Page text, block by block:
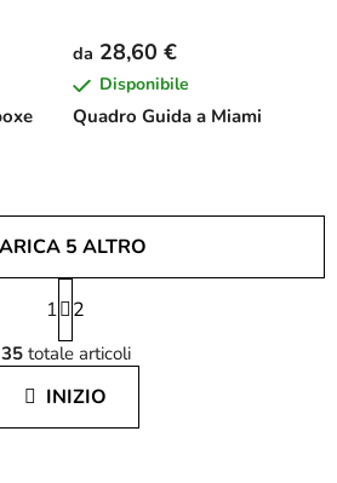
Quadro Guida a Miami
da 28,60 €
Disponibile
C
o
n
t
r
5 ALTRO
P
a
g
i
a
z
1 2
35totale articoli
INIZIO